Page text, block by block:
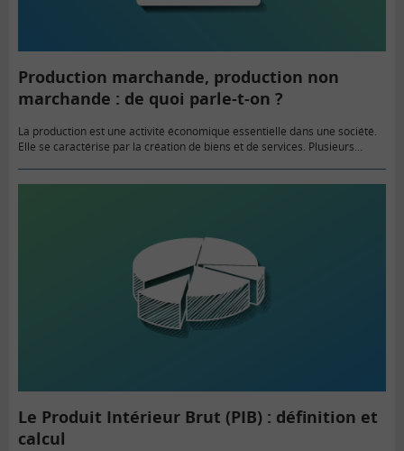
Production marchande, production non
marchande : de quoi parle-t-on ?
La production est une activité économique essentielle dans une société.
Elle se caractérise par la création de biens et de services. Plusieurs
Le Produit Intérieur Brut (PIB) : définition et
calcul